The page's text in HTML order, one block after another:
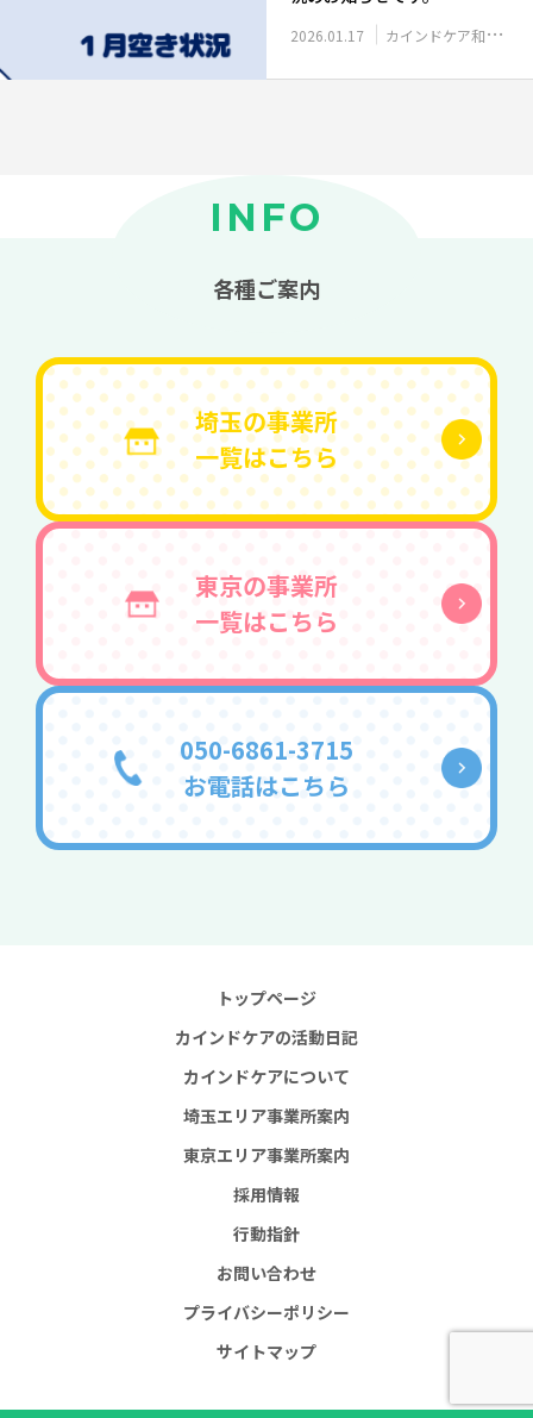
2026.01.17 カインドケア和光 空き状況
INFO
各種ご案内
埼玉の事業所
一覧はこちら
東京の事業所
一覧はこちら
050-6861-3715
お電話はこちら
トップページ
カインドケアの活動日記
カインドケアについて
埼玉エリア事業所案内
東京エリア事業所案内
採用情報
行動指針
お問い合わせ
プライバシーポリシー
サイトマップ